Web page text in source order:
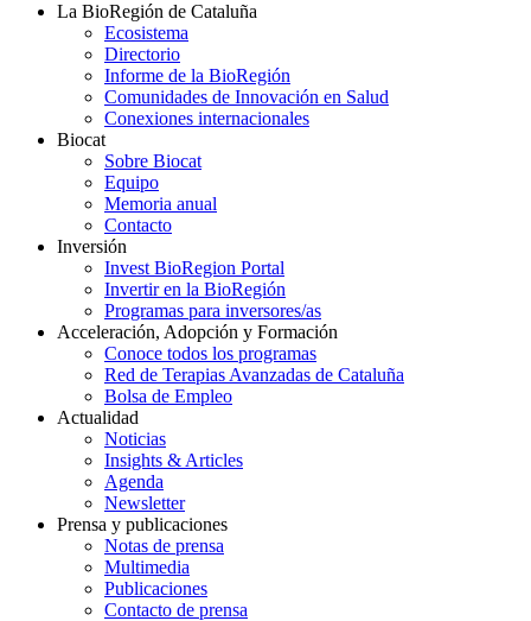
La BioRegión de Cataluña
Ecosistema
Directorio
Informe de la BioRegión
Comunidades de Innovación en Salud
Conexiones internacionales
Biocat
Sobre Biocat
Equipo
Memoria anual
Contacto
Inversión
Invest BioRegion Portal
Invertir en la BioRegión
Programas para inversores/as
Acceleración, Adopción y Formación
Conoce todos los programas
Red de Terapias Avanzadas de Cataluña
Bolsa de Empleo
Actualidad
Noticias
Insights & Articles
Agenda
Newsletter
Prensa y publicaciones
Notas de prensa
Multimedia
Publicaciones
Contacto de prensa